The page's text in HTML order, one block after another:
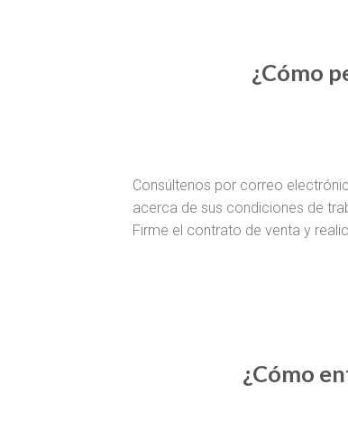
¿Cómo
Consúltenos por correo
acerca de sus condiciones de
Firme el contrato de venta y
¿Cómo